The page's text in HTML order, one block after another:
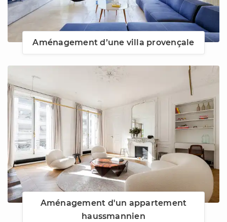
Aménagement d’une villa provençale
Aménagement d'un appartement
haussmannien